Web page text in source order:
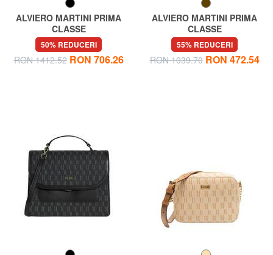
ALVIERO MARTINI PRIMA
CLASSE
MONOGRAM Medium Geanta
de mana, cu bareta de umar
50% REDUCERI
RON 1412.52 RON 706.26
ALVIERO MARTINI PRIMA
CLASSE
MONOGRAM Geanta de
umar dubla
55% REDUCERI
RON 1039.70 RON 472.54